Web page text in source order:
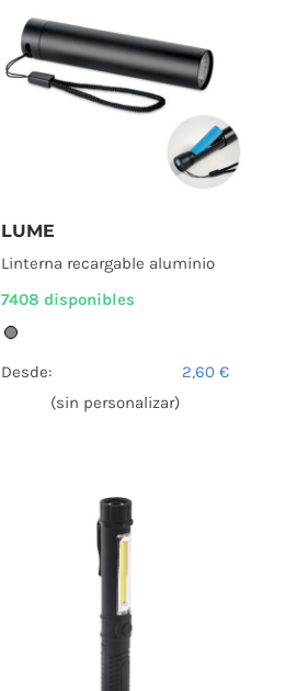
LUME
Linterna recargable aluminio
7408 disponibles
Desde: 2,60€
(sin personalizar)